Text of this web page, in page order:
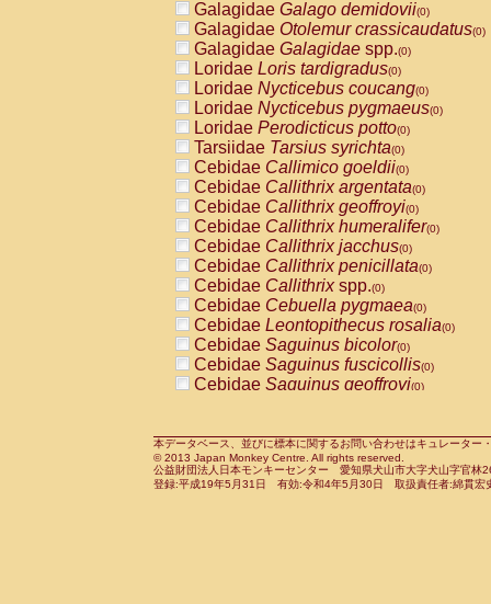
AtelidaeAteles geoffroyi(0)
AtelidaeAteles paniscus(0)
AtelidaeAtelesspp.(0)
Atelidae Lagothrix lagothricha
AtelidaeLagothrix lagothricha cana
PitheciidaeCacajao calvus
PitheciidaeCallicebus cupreus
PitheciidaeCallicebus donacophilus
PitheciidaeCallicebus moloch
PitheciidaeCallicebus torquatus
PitheciidaeCallicebusspp.(0)
PitheciidaeChiropotes satanas(0)
PitheciidaePithecia monachus
PitheciidaePithecia pithecia(0)
CercopithecidaeCercocebus agilis
CercopithecidaeCercocebus
CercopithecidaeCercocebus
CercopithecidaeCercocebus
CercopithecidaeCercocebus
CercopithecidaeCercocebushybrid
CercopithecidaePapio anubis(0)
CercopithecidaePapio cynocephalus
CercopithecidaePapio hamadryas(0)
Galagidae Galago demidovii(0)
Galagidae Otolemur crassicaudatus(0)
Galagidae Galagidae spp.(0)
Loridae Loris tardigradus(0)
Loridae Nycticebus coucang(0)
Loridae Nycticebus pygmaeus(0)
Loridae Perodicticus potto(0)
Tarsiidae Tarsius syrichta(0)
Cebidae Callimico goeldii(0)
Cebidae Callithrix argentata(0)
Cebidae Callithrix geoffroyi(0)
Cebidae Callithrix humeralifer(0)
Cebidae Callithrix jacchus(0)
Cebidae Callithrix penicillata(0)
Cebidae Callithrixspp.(0)
Cebidae Cebuella pygmaea(0)
Cebidae Leontopithecus rosalia(0)
Cebidae Saguinus bicolor(0)
Cebidae Saguinus fuscicollis(0)
Cebidae Saguinus geoffroyi(0)
CebidaeSaguinus leucopus(0)
CebidaeSaguinus midas(0)
Cebidae Saguinus mystax(0)
本データベース、並びに標本に関するお問い合わせはキュレータ
© 2013 Japan Monkey Centre. All rights reserved.
公益財団法人日本モンキーセンター 愛知県犬山市大字犬山字官
登録:平成19年5月31日 有効:令和4年5月30日 取扱責任者:綿貫宏